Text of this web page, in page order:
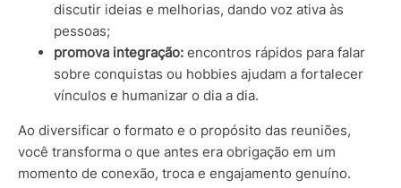
discutir ideias e melhorias, dando voz ativa às
pessoas;
promova integração: encontros rápidos para falar
sobre conquistas ou hobbies ajudam a fortalecer
vínculos e humanizar o dia a dia.
Ao diversificar o formato e o propósito das reuniões,
você transforma o que antes era obrigação em um
momento de conexão, troca e engajamento genuíno.